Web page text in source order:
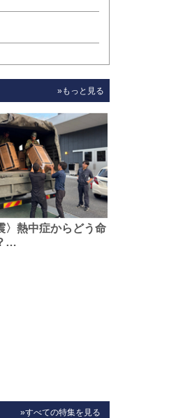
»もっと見る
〉熱中症からどう命
…
»すべての特集を見る